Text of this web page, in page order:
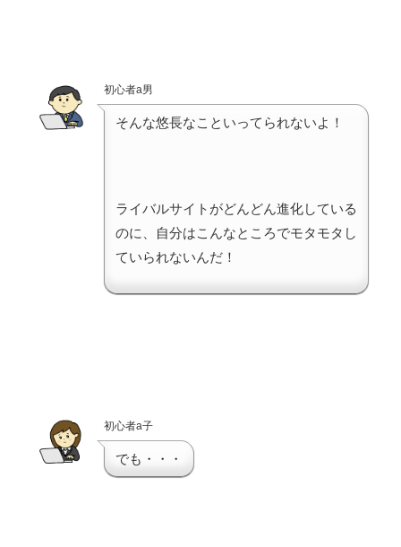
初心者a男
そんな悠長なこといってられないよ！
ライバルサイトがどんどん進化している
のに、自分はこんなところでモタモタし
ていられないんだ！
初心者a子
でも・・・